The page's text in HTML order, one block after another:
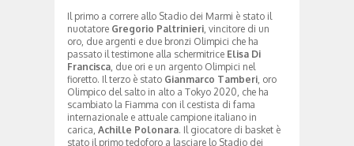
Il primo a correre allo Stadio dei Marmi è stato il
nuotatore Gregorio Paltrinieri, vincitore di un
oro, due argenti e due bronzi Olimpici che ha
passato il testimone alla schermitrice Elisa Di
Francisca, due ori e un argento Olimpici nel
fioretto. Il terzo è stato Gianmarco Tamberi, oro
Olimpico del salto in alto a Tokyo 2020, che ha
scambiato la Fiamma con il cestista di fama
internazionale e attuale campione italiano in
carica, Achille Polonara. Il giocatore di basket è
stato il primo tedoforo a lasciare lo Stadio dei